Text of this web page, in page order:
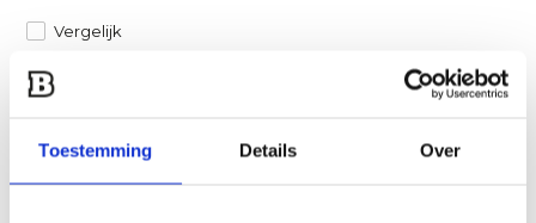
Toestemming Details Over
Vergelijk